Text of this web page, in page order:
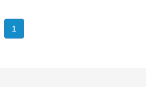
1